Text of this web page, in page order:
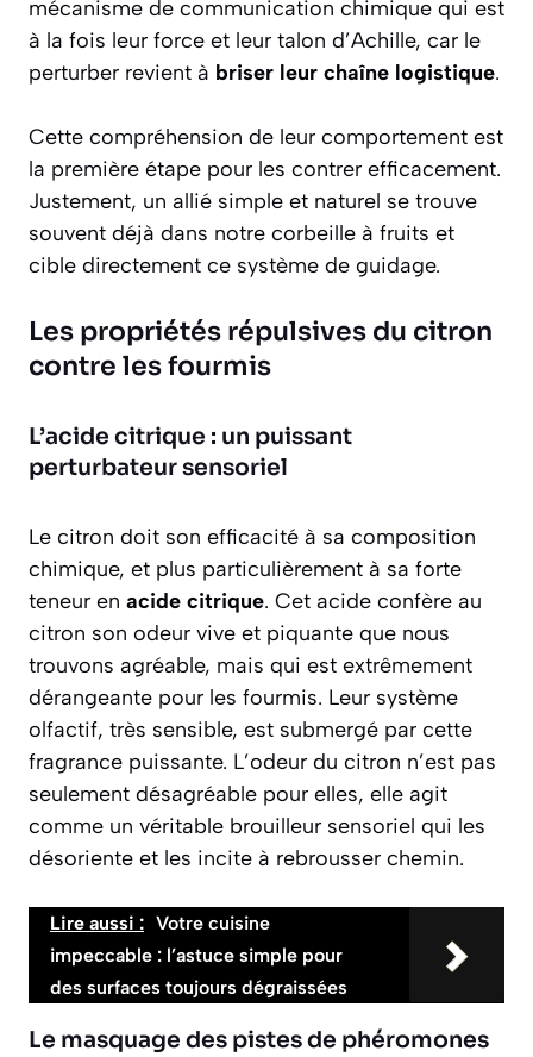
mécanisme de communication chimique qui est
à la fois leur force et leur talon d’Achille, car le
perturber revient à briser leur chaîne logistique.
Cette compréhension de leur comportement est
la première étape pour les contrer efficacement.
Justement, un allié simple et naturel se trouve
souvent déjà dans notre corbeille à fruits et
cible directement ce système de guidage.
Les propriétés répulsives du citron
contre les fourmis
L’acide citrique : un puissant
perturbateur sensoriel
Le citron doit son efficacité à sa composition
chimique, et plus particulièrement à sa forte
teneur en acide citrique. Cet acide confère au
citron son odeur vive et piquante que nous
trouvons agréable, mais qui est extrêmement
dérangeante pour les fourmis. Leur système
olfactif, très sensible, est submergé par cette
fragrance puissante. L’odeur du citron n’est pas
seulement désagréable pour elles, elle agit
comme un véritable brouilleur sensoriel qui les
désoriente et les incite à rebrousser chemin.
Lire aussi : Votre cuisine
impeccable : l’astuce simple pour
des surfaces toujours dégraissées
Le masquage des pistes de phéromones